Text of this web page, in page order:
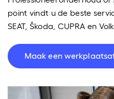
point vindt u de beste
SEAT, Škoda, CUPRA en
Maak een